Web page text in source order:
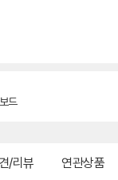
드
/리뷰 연관상품